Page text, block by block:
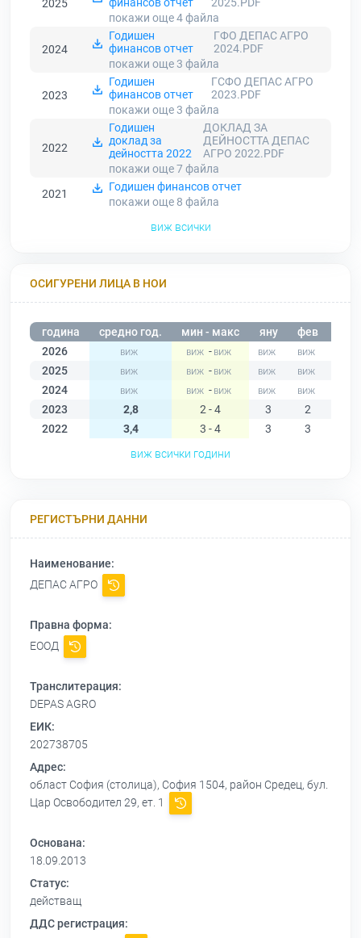
2025
финансов отчет
2025.PDF
покажи още 4файла
2024
Годишен
финансов отчет
ГФО ДЕПАС АГРО
2024.PDF
покажи още 3 файла
2023
Годишен
финансов отчет
ГСФО ДЕПАС АГРО
2023.PDF
покажи още 3 файла
2022
Годишен
доклад за
дейността 2022
ДОКЛАД ЗА
ДЕЙНОСТТА ДЕПАС
АГРО 2022.PDF
покажи още 7файла
2021
Годишен финансов отчет
покажи още 8 файла
виж всички
ОСИГУРЕНИ ЛИЦА В НОИ
година средно год. мин - макс яну фев
2026
-
2025
-
2024
-
2023
2,8 2 - 4 3 2
2022
3,4 3 - 4 3 3
виж всички години
РЕГИСТЪРНИ ДАННИ
Наименование:
ДЕПАС АГРО
Правна форма:
ЕООД
Транслитерация:
DEPAS AGRO
ЕИК:
202738705
Адрес:
област София (столица), София 1504, район Средец, бул.
Цар Освободител 29, ет. 1
Основана:
18.09.2013
Статус:
действащ
ДДС регистрация: